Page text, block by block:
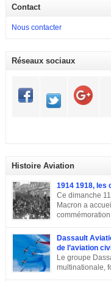
Contact
Nous contacter
Réseaux sociaux
Histoire Aviation
1914 1918, les
Ce dimanche
Macron a
guerre
et dirigeants ont célébré la
Après une semaine
une commémoraison à l’Arc
Emmanuel Macron.
Dassault
de l’aviation
Le groupe
multinationale,